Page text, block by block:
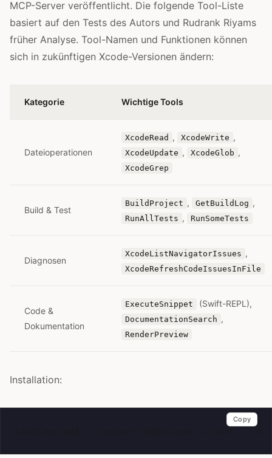
MCP-Server veröffentlicht. Die folgende Tool-Liste
basiert auf den Tests des Autors und Rudrank Riyams
früher Analyse. Tool-Namen und Funktionen können
sich in zukünftigen Xcode-Versionen ändern:
Kategorie Wichtige Tools
Dateioperationen
XcodeRead , XcodeWrite ,
XcodeUpdate , XcodeGlob ,
XcodeGrep
Build & Test
BuildProject , GetBuildLog ,
RunAllTests , RunSomeTests
Diagnosen
XcodeListNavigatorIssues ,
XcodeRefreshCodeIssuesInFile
Code &
Dokumentation
ExecuteSnippet (Swift-REPL),
DocumentationSearch ,
RenderPreview
Installation:
Copy